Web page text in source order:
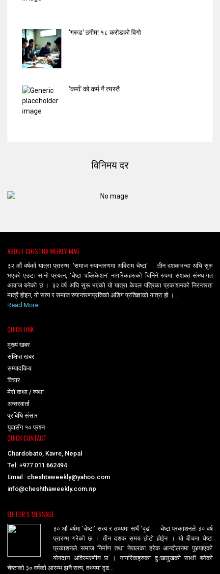
‘गरुड’ ठगीमा १८ करोडको विगो
‘कर्मा’ को कर्म नै त्यस्तै
विनिमय दर
ABOUT CHESTHA WEEKLY MAG
३२ औं वर्षको यात्रा प्रारम्भ ‘समाज रुपान्तरणमा अबिराम चेष्टा’ तीन दशकभन्दा अघि सुरु
भएको एउटा सानो प्रयत्न, ‘चेष्टा पब्लिकेशन’ नागरिकहरुको चिनिने रुपमा सशक्त संस्थागत
आवाज बनेको छ । ३२ वर्ष अघि सुरू भएको यो यात्रा केवल पत्रिका प्रकाशनको निरन्तरता
मात्रै होइन, यो सत्य र समाज रुपान्तरणप्रतिको अडिग प्रतिज्ञाको यात्रा हो ।...
Read More
QUICK LINK
मुख्य खबर
संक्षिप्त खबर
सम्पादकिय
विचार
मेरो कथा / व्यथा
अन्तरवार्ता
प्रबिधि संसार
युवासँग १० प्रश्न
QUICK CONTACT
Chardobato, Kavre, Nepal
Tel: +977 011 662494
Email : cheshtaweekly@yahoo.com
info@cheshthaweekly.com.np
EDITOR’S MESSAGE
३० औ वर्षमा ‘चेष्टा’ सत्य र तथ्यमा सधैं ‘दृढ’ चेष्टा प्रकाशनले ३० वर्ष
प्रारम्भ गरेको छ । तीन दशक समय छोटो होईन । यो बीचमा चेष्टा
प्रकाशनले समाज निर्माण तथा नेपालका हरेक आन्दोलनमा पु¥याएको
योगदान अविस्मरणीय छ । नागरिकहरुका दुःखसुखको साथी बनेको
चेष्टाको ३० वर्षको आरम्भ झनै सत्य, तथ्यमा दृढ...